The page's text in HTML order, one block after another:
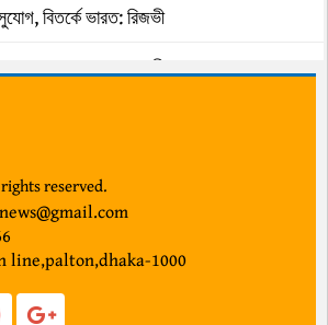
বিতর্কে ভারত: রিজভী
আহ্বান প্রধানমন্ত্রীর
পাজেরো উদাও
কৃতিত্ব জনগণের"
উত্তপ্ত ক্যাম্পাসগুলো
reserved.
line,palton,dhaka-1000